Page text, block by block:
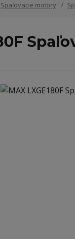
Spaľovacie motory